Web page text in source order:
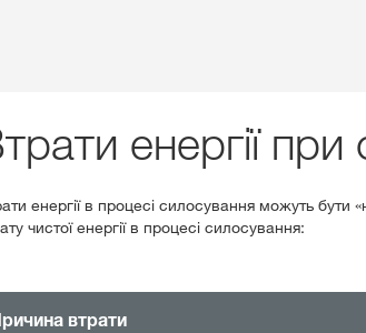
енергії при
енергії в процесі силосування можуть
чистої енергії в процесі силосування:
втрати